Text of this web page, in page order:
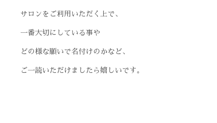
サロンをご利用いただく上で、
一番大切にしている事や
どの様な願いで名付けのかなど、
ご一読いただけましたら嬉しいです。